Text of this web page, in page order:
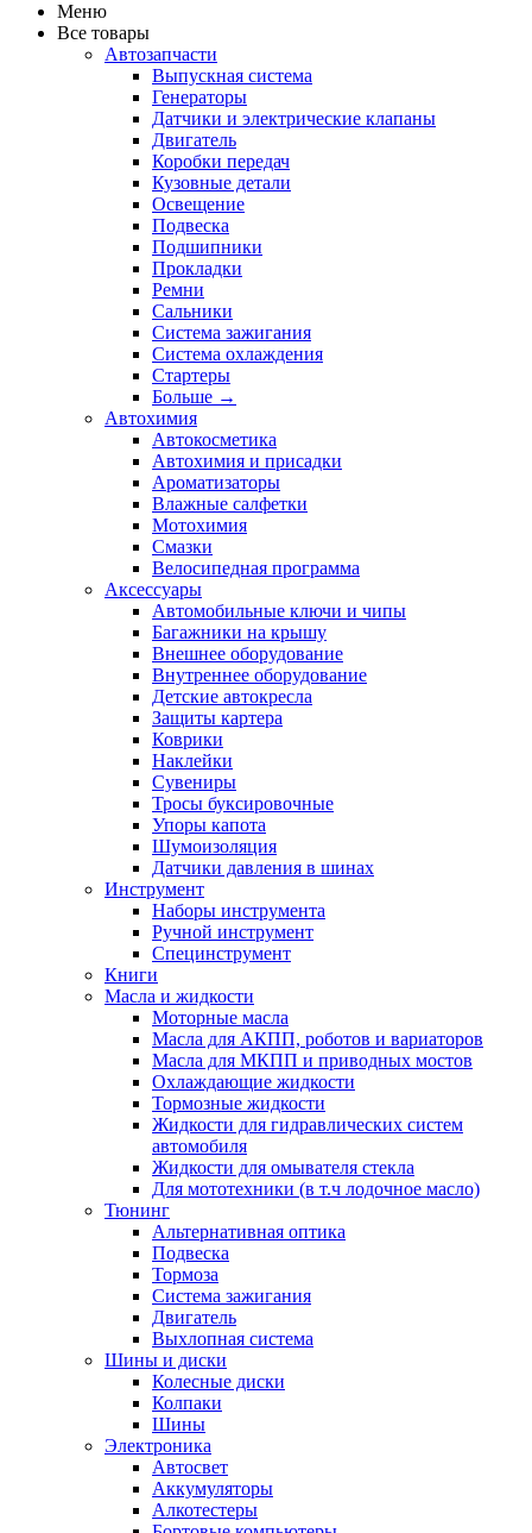
Меню
Все товары
Автозапчасти
Выпускная система
Генераторы
Датчики и электрические клапаны
Двигатель
Коробки передач
Кузовные детали
Освещение
Подвеска
Подшипники
Прокладки
Ремни
Сальники
Система зажигания
Система охлаждения
Стартеры
Больше →
Автохимия
Автокосметика
Автохимия и присадки
Ароматизаторы
Влажные салфетки
Мотохимия
Смазки
Велосипедная программа
Аксессуары
Автомобильные ключи и чипы
Багажники на крышу
Внешнее оборудование
Внутреннее оборудование
Детские автокресла
Защиты картера
Коврики
Наклейки
Сувениры
Тросы буксировочные
Упоры капота
Шумоизоляция
Датчики давления в шинах
Инструмент
Наборы инструмента
Ручной инструмент
Специнструмент
Книги
Масла и жидкости
Моторные масла
Масла для АКПП, роботов и вариаторов
Масла для МКПП и приводных мостов
Охлаждающие жидкости
Тормозные жидкости
Жидкости для гидравлических систем
автомобиля
Жидкости для омывателя стекла
Для мототехники (в т.ч лодочное масло)
Тюнинг
Альтернативная оптика
Подвеска
Тормоза
Система зажигания
Двигатель
Выхлопная система
Шины и диски
Колесные диски
Колпаки
Шины
Электроника
Автосвет
Аккумуляторы
Алкотестеры